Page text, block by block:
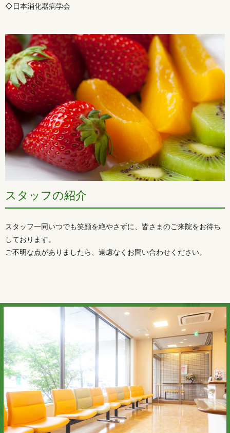
◇日本消化器病学会
スタッフの紹介
スタッフ一同いつでも笑顔を絶やさずに、皆さまのご来院をお待ち
しております。
ご不明な点がありましたら、遠慮なくお問い合わせください。